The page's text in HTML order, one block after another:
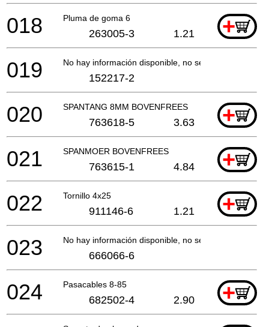
Pluma de goma 6 +
018 263005-3 1.21
No hay información disponible, no se puede pedir
019 152217-2
SPANTANG 8MM BOVENFREES +
020 763618-5 3.63
SPANMOER BOVENFREES +
021 763615-1 4.84
Tornillo 4x25 +
022 911146-6 1.21
No hay información disponible, no se puede pedir
023 666066-6
Pasacables 8-85 +
024 682502-4 2.90